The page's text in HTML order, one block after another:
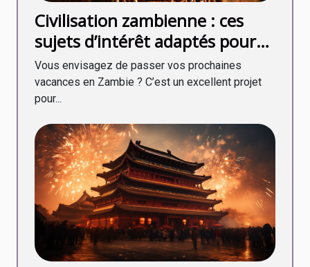
Civilisation zambienne : ces
sujets d’intérêt adaptés pour
une première rencontre
Vous envisagez de passer vos prochaines
vacances en Zambie ? C’est un excellent projet
pour...